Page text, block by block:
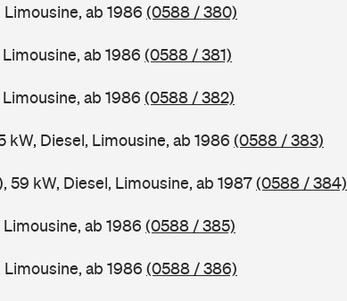
ab 1986 (0588 / 380)
ab 1986 (0588 / 381)
ab 1986 (0588 / 382)
kW, Diesel, Limousine, ab 1986 (0588 / 383)
59 kW, Diesel, Limousine, ab 1987(0588 / 384)
ab 1986 (0588 / 385)
ab 1986 (0588 / 386)